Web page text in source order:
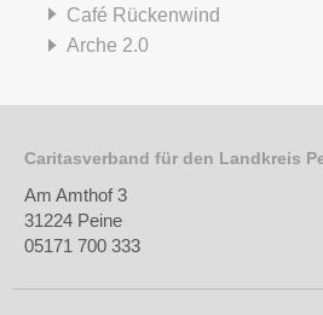
Café Rückenwind
Arche 2.0
Caritasverband für den Landkreis
Am Amthof 3
31224 Peine
05171 700 333